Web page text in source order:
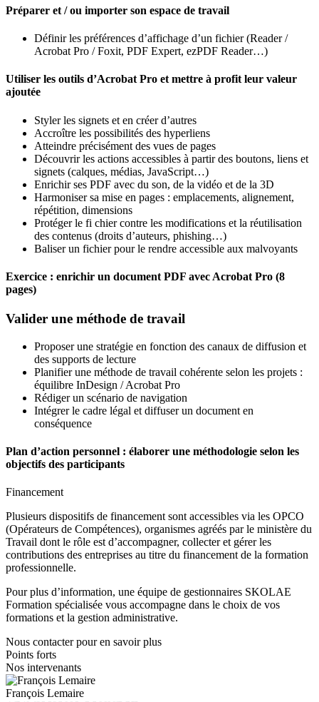
Préparer et / ou importer son espace de travail
Définir les préférences d’affichage d’un fichier (Reader /
Acrobat Pro / Foxit, PDF Expert, ezPDF Reader…)
Utiliser les outils d’Acrobat Pro et mettre à profit leur valeur
ajoutée
Styler les signets et en créer d’autres
Accroître les possibilités des hyperliens
Atteindre précisément des vues de pages
Découvrir les actions accessibles à partir des boutons, liens et
signets (calques, médias, JavaScript…)
Enrichir ses PDF avec du son, de la vidéo et de la 3D
Harmoniser sa mise en pages : emplacements, alignement,
répétition, dimensions
Protéger le fi chier contre les modifications et la réutilisation
des contenus (droits d’auteurs, phishing…)
Baliser un fichier pour le rendre accessible aux malvoyants
Exercice : enrichir un document PDF avec Acrobat Pro (8
pages)
Valider une méthode de travail
Proposer une stratégie en fonction des canaux de diffusion et
des supports de lecture
Planifier une méthode de travail cohérente selon les projets :
équilibre InDesign / Acrobat Pro
Rédiger un scénario de navigation
Intégrer le cadre légal et diffuser un document en
conséquence
Plan d’action personnel : élaborer une méthodologie selon les
objectifs des participants
Financement
Plusieurs dispositifs de financement sont accessibles via les OPCO
(Opérateurs de Compétences), organismes agréés par le ministère du
Travail dont le rôle est d’accompagner, collecter et gérer les
contributions des entreprises au titre du financement de la formation
professionnelle.
Pour plus d’information, une équipe de gestionnaires SKOLAE
Formation spécialisée vous accompagne dans le choix de vos
formations et la gestion administrative.
Nous contacter pour en savoir plus
Points forts
Nos intervenants
François Lemaire